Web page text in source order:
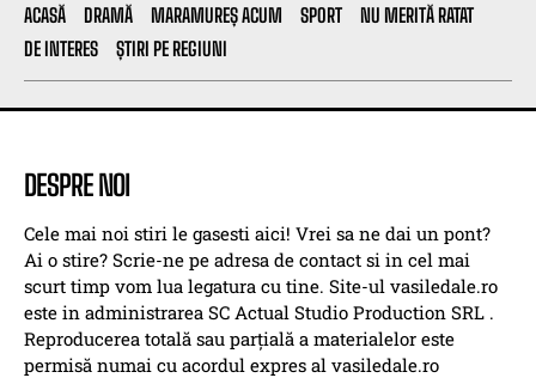
ACASĂ DRAMĂ MARAMUREȘ ACUM SPORT
NU MERITĂ RATAT
DE INTERES
ȘTIRI PE REGIUNI
DESPRE NOI
Cele mai noi stiri le gasesti aici! Vrei sa ne dai un pont?
Ai o stire? Scrie-ne pe adresa de contact si in cel mai
scurt timp vom lua legatura cu tine. Site-ul vasiledale.ro
este in administrarea SC Actual Studio Production SRL .
Reproducerea totală sau parțială a materialelor este
permisă numai cu acordul expres al vasiledale.ro